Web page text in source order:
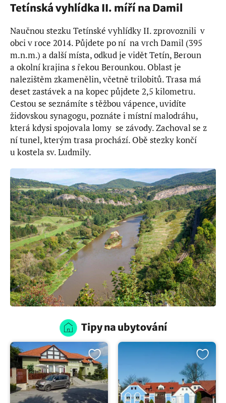
Tetínská vyhlídka II. míří na Damil
Naučnou stezku Tetínské vyhlídky II. zprovoznili v
obci v roce 2014. Půjdete po ní na vrch Damil (395
m.n.m.) a další místa, odkud je vidět Tetín, Beroun
a okolní krajina s řekou Berounkou. Oblast je
nalezištěm zkamenělin, včetně trilobitů. Trasa má
deset zastávek a na kopec půjdete 2,5 kilometru.
Cestou se seznámíte s těžbou vápence, uvidíte
židovskou synagogu, poznáte i místní malodráhu,
která kdysi spojovala lomy se závody. Zachoval se z
ní tunel, kterým trasa prochází. Obě stezky končí
u kostela sv. Ludmily.
Tipy na ubytování